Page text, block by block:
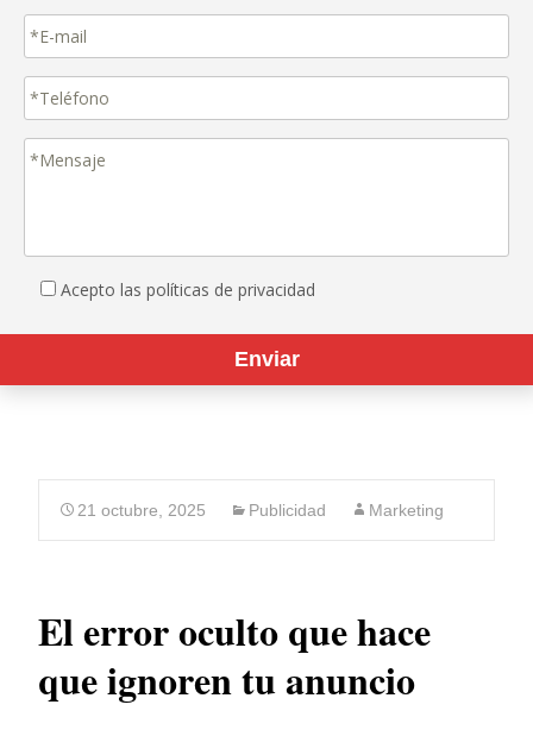
Acepto las políticas de privacidad
21 octubre, 2025 Publicidad Marketing
El error oculto que hace
que ignoren tu anuncio